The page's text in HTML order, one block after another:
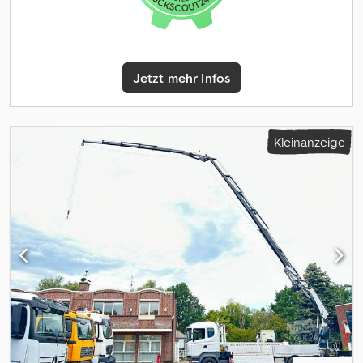
Hinterachse Chsdpfx Aozh I E Iemvsa 3. Achse lenkbar und liftbar
Reifen 385/55 R22.5 Profil ca. 70% Reifen 315/70 R22.5 Profil ca.
2.000Kg Leergewicht 14.590 Kg Kran Atlas 172.3E A4 Baujahr 2016
nur 579 Betriebsstunden !!! Funkfernsteuerung (radio remote
control) 5 Ausschübe insgesamt, 4x hydraulisch und 1x manuell
10.30m/ 1360Kg 12.30m/ 1130Kg 14.30m/ 920Kg (manueller
Ausschub) Hakenhöhe ca. 18 Meter das Fahrzeug ist aus 1. Hand
und befindet sich in einen gepflegten Zustand. Export/
nettopreis: 69.900 Euro Alle Angaben ohne Gewähr, Irrtümer
vorbehalten.
Jetzt mehr Infos
Kleinanzeige